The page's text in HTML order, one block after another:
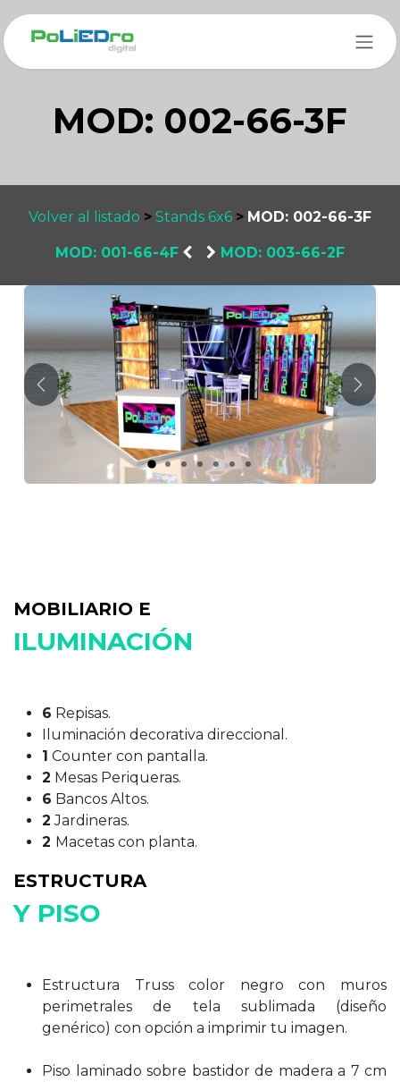
MOD: 002-66-3F
Volver al listado > Stands 6x6 > MOD: 002-66-3F
MOD: 001-66-4F MOD: 003-66-2F
Anterior
MOBILIARIO E
ILUMINACIÓN
6 Repisas.
Iluminación decorativa direccional.
1 Counter con pantalla.
2 Mesas Periqueras.
6​ Bancos Altos.
2 Jardineras.
2 Macetas con planta.
ESTRUCTURA
Y PISO
Estructura Truss color negro con muros
perimetrales de tela sublimada (diseño
genérico) con opción a imprimir tu imagen.
Piso laminado sobre bastidor de madera a 7 cm